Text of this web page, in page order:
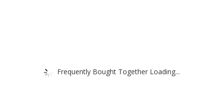
Frequently Bought Together Loading...